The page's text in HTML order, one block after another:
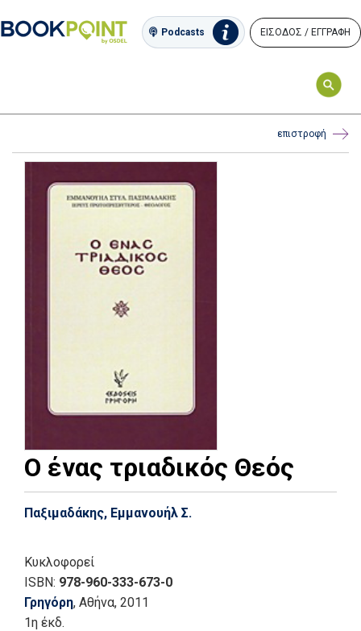
Podcasts ΕΙΣΟΔΟΣ / ΕΓΓΡΑΦΗ
επιστροφή
Ο ένας τριαδικός Θεός
Παξιμαδάκης, Εμμανουήλ Σ.
Κυκλοφορεί
ISBN: 978-960-333-673-0
Γρηγόρη, Αθήνα, 2011
1η έκδ.